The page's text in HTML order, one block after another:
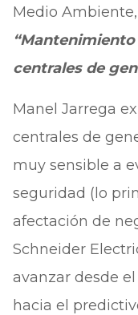
Medio
centrales de
Manel Jarrega
centrales de
muy sensible a
seguridad (lo
afectación de
Schneider
avanzar desde
hacia el